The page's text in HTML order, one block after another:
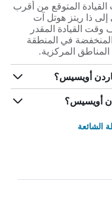
وقت القيادة المتوقع من أقرب
ذا ريتز هوتل آت
07د. قد يختلف وقت القيادة المقدر
في المنطقة
المركزية.
أويسيس؟
أويسيس؟
الشائعة